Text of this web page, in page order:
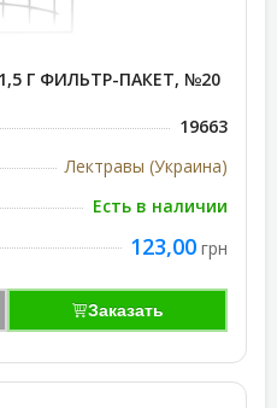
Г ФИЛЬТР-ПАКЕТ, №20
19663
Лектравы (Украина)
Есть в наличии
123,00 грн
Заказать